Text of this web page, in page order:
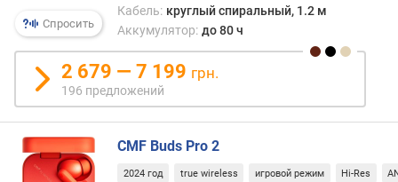
д
Б
с
(
г
Спросить
Кабель: круглый спиральный, 1.2 м
Аккумулятор: до 80 ч
2 679 — 7 199 грн.
196 предложений
CMF Buds Pro 2
2024 год true wireless игровой режим Hi-Res